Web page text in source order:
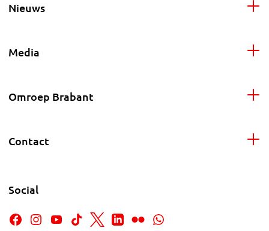
Nieuws
Media
Omroep Brabant
Contact
Social